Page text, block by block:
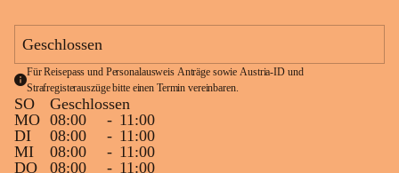
Geschlossen
Für Reisepass und Personalausweis Anträge sowie Austria-ID und
Strafregisterauszüge bitte einen Termin vereinbaren.
SO
Geschlossen
MO 08:00 - 11:00
DI
08:00 - 11:00
MI
08:00 - 11:00
DO
08:00 - 11:00